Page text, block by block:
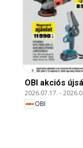
OBI akciós
2026.07.17. -
OBI